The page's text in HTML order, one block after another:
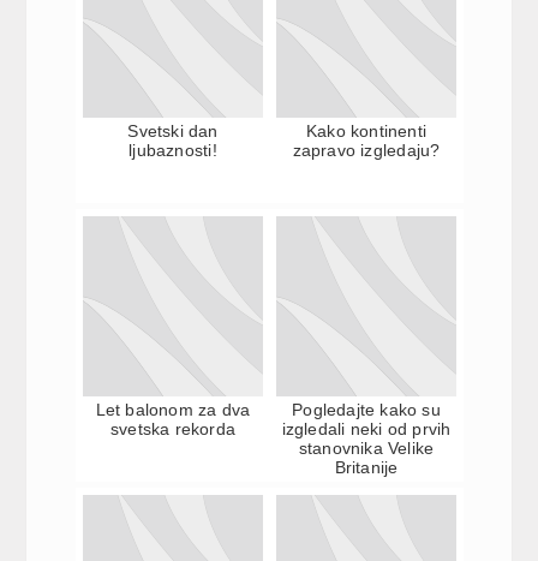
Svetski dan
ljubaznosti!
Kako kontinenti
zapravo izgledaju?
Let balonom za dva
svetska rekorda
Pogledajte kako su
izgledali neki od prvih
stanovnika Velike
Britanije